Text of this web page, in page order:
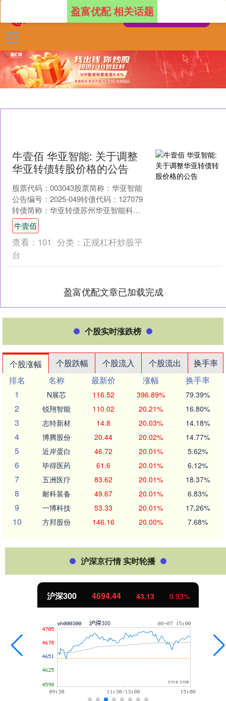
盈富优配 相关话题
牛壹佰 华亚智能: 关于调整
华亚转债转股价格的公告
股票代码：003043股票简称：华亚智能
公告编号：2025-049转债代码：127079
转债简称：华亚转债苏州华亚智能科技
股份有限公司关于调整“华亚转债”转股
价....
牛壹佰
查看： 101 分类： 正规杠杆炒股平
台
盈富优配文章已加载完成
个股实时涨跌榜
个股涨幅 个股跌幅 个股流入 个股流出
换手率
排名
名称 最新价 涨幅
换手率
1
N展芯 116.52 396.89% 79.39%
2 锐翔智能 110.02 20.21% 16.80%
3 志特新材 14.8 20.03% 14.18%
4 博腾股份 20.44 20.02% 14.77%
5 近岸蛋白 46.72 20.01% 5.62%
6 毕得医药 61.6 20.01% 6.12%
7 五洲医疗 83.62 20.01% 18.37%
8 耐科装备 49.67 20.01% 6.83%
9 一博科技 53.33 20.01% 17.26%
10 方邦股份 146.16 20.00% 7.68%
沪深京行情 实时轮播
北证50 1134.24 11.37 1.01%